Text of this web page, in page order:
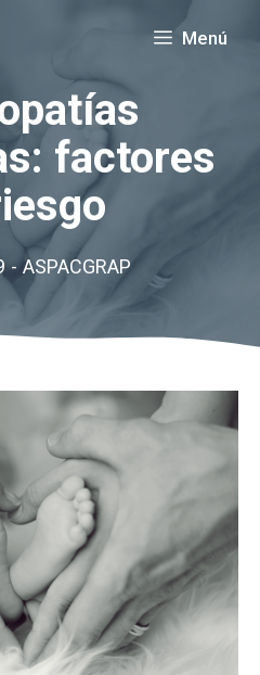
Menú
factores
- ASPACGRAP